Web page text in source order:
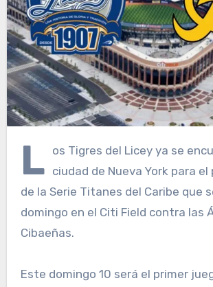
L os Tigres del Licey ya se
ciudad de Nueva York para
de la Serie Titanes del Caribe que
domingo en el Citi Field contra las
Cibaeñas.
Este domingo 10 será el primer